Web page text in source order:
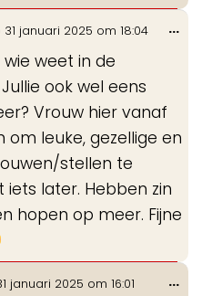
31 januari 2025 om 18:04
weet in de
ook wel eens
Vrouw hier vanaf
om leuke, gezellige en
stellen te
iets later. Hebben zin
hopen op meer. Fijne
...
januari 2025 om 16:01 ...